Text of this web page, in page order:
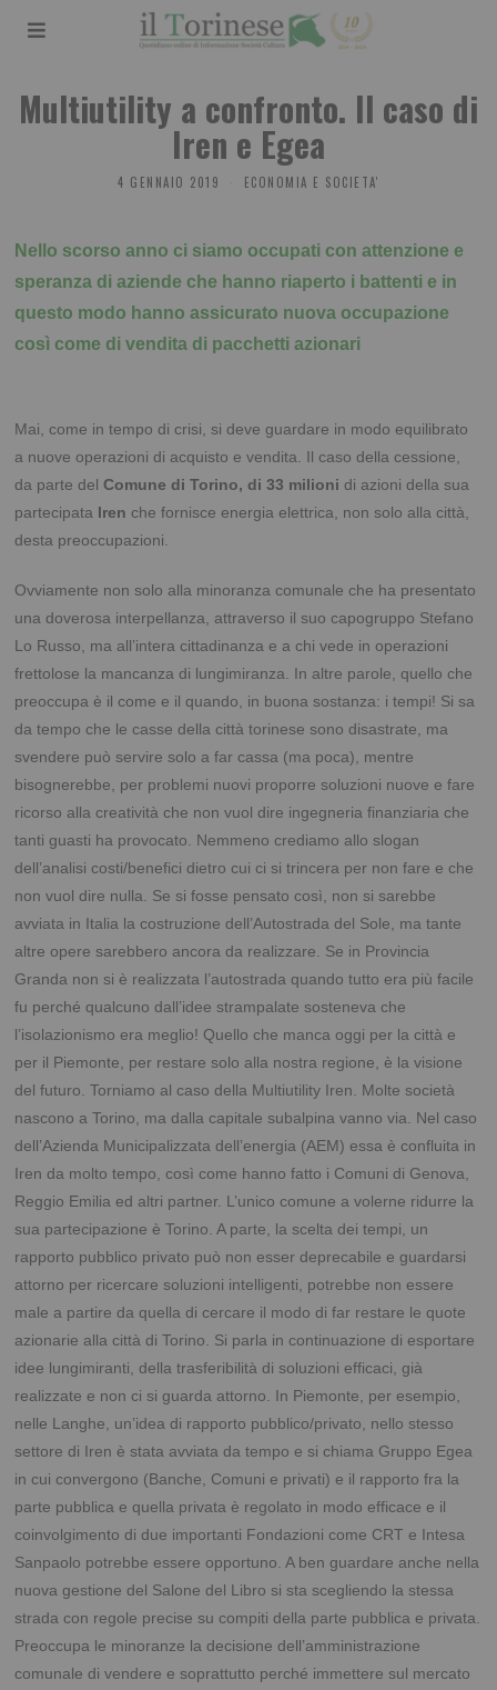
Multiutility a confronto. Il caso di
Iren e Egea
4 GENNAIO 2019 ECONOMIA E SOCIETA'
Nello scorso anno ci siamo occupati con attenzione e
speranza di aziende che hanno riaperto i battenti e in
questo modo hanno assicurato nuova occupazione
così come di vendita di pacchetti azionari
Mai, come in tempo di crisi, si deve guardare in modo equilibrato
a nuove operazioni di acquisto e vendita. Il caso della cessione,
da parte delComune di Torino, di 33 milioni di azioni della sua
partecipata Iren che fornisce energia elettrica, non solo alla città,
desta preoccupazioni.
Ovviamente non solo alla minoranza comunale che ha presentato
una doverosa interpellanza, attraverso il suo capogruppo Stefano
Lo Russo, ma all’intera cittadinanza e a chi vede in operazioni
frettolose la mancanza di lungimiranza. In altre parole, quello che
preoccupa è il come e il quando, in buona sostanza: i tempi! Si sa
da tempo che le casse della città torinese sono disastrate, ma
svendere può servire solo a far cassa (ma poca), mentre
bisognerebbe, per problemi nuovi proporre soluzioni nuove e fare
ricorso alla creatività che non vuol dire ingegneria finanziaria che
tanti guasti ha provocato. Nemmeno crediamo allo slogan
dell’analisi costi/benefici dietro cui ci si trincera per non fare e che
non vuol dire nulla. Se si fosse pensato così, non si sarebbe
avviata in Italia la costruzione dell’Autostrada del Sole, ma tante
altre opere sarebbero ancora da realizzare. Se in Provincia
Granda non si è realizzata l’autostrada quando tutto era più facile
fu perché qualcuno dall’idee strampalate sosteneva che
l’isolazionismo era meglio! Quello che manca oggi per la città e
per il Piemonte, per restare solo alla nostra regione, è la visione
del futuro. Torniamo al caso della Multiutility Iren. Molte società
nascono a Torino, ma dalla capitale subalpina vanno via. Nel caso
dell’Azienda Municipalizzata dell’energia (AEM) essa è confluita in
Iren da molto tempo, così come hanno fatto i Comuni di Genova,
Reggio Emilia ed altri partner. L’unico comune a volerne ridurre la
sua partecipazione è Torino. A parte, la scelta dei tempi, un
rapporto pubblico privato può non esser deprecabile e guardarsi
attorno per ricercare soluzioni intelligenti, potrebbe non essere
male a partire da quella di cercare il modo di far restare le quote
azionarie alla città di Torino. Si parla in continuazione di esportare
idee lungimiranti, della trasferibilità di soluzioni efficaci, già
realizzate e non ci si guarda attorno. In Piemonte, per esempio,
nelle Langhe, un’idea di rapporto pubblico/privato, nello stesso
settore di Iren è stata avviata da tempo e si chiama Gruppo Egea
in cui convergono (Banche, Comuni e privati) e il rapporto fra la
parte pubblica e quella privata è regolato in modo efficace e il
coinvolgimento di due importanti Fondazioni come CRT e Intesa
Sanpaolo potrebbe essere opportuno. A ben guardare anche nella
nuova gestione del Salone del Libro si sta scegliendo la stessa
strada con regole precise su compiti della parte pubblica e privata.
Preoccupa le minoranze la decisione dell’amministrazione
comunale di vendere e soprattutto perché immettere sul mercato